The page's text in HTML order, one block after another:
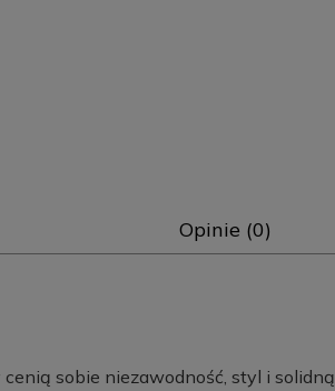
Opinie (0)
sobie niezawodność, styl i solidną